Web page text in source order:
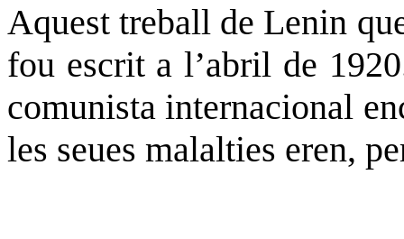
Aquest treball de Lenin
fou escrit a l’abril de
comunista internacional
les seues malalties eren,